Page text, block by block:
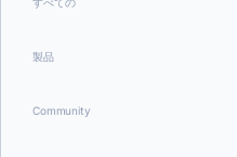
すべての
製品
Community